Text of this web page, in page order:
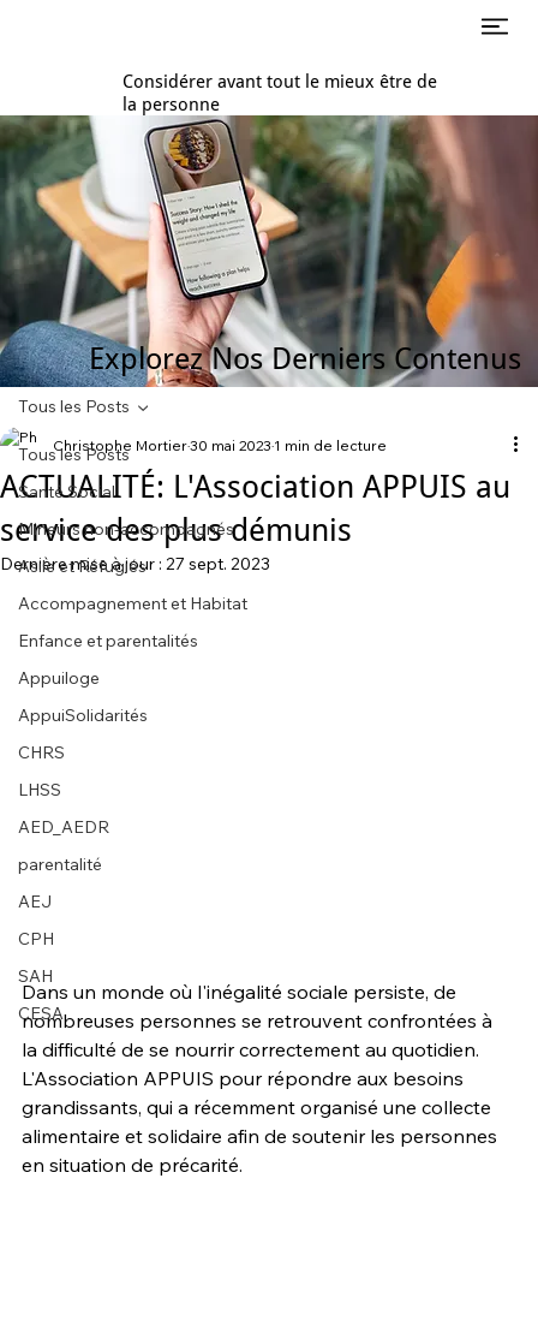
Considérer avant tout le mieux être de
la personne
Explorez Nos Derniers Contenus
Tous les Posts
Santé Social
Mineurs non-accompagnés
Asile et Réfugiés
Accompagnement et Habitat
Enfance et parentalités
Appuiloge
AppuiSolidarités
CHRS
LHSS
AED_AEDR
parentalité
AEJ
CPH
SAH
CESA
Tous les Posts
ACTUALITÉ: L'Association APPUIS au
service des plus démunis
Christophe Mortier30 mai 2023 1 min de lecture
Dernière mise à jour : 27 sept. 2023
Dans un monde où l'inégalité sociale persiste, de
nombreuses personnes se retrouvent confrontées à
la difficulté de se nourrir correctement au quotidien.
L'Association APPUIS pour répondre aux besoins
grandissants, qui a récemment organisé une collecte
alimentaire et solidaire afin de soutenir les personnes
en situation de précarité.